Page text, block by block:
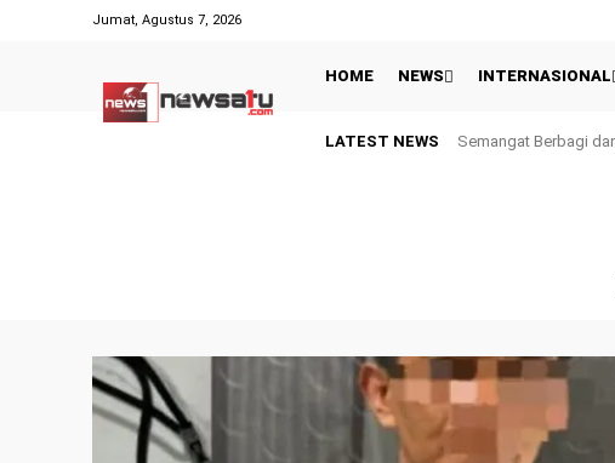
Jumat, Agustus 7, 2026
HOME NEWS INTERNASIONAL
LATEST NEWSSemangat Berbagi dan
Inggris dan UEFA